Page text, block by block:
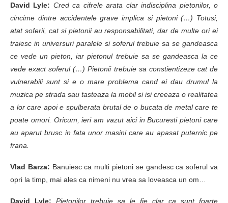
David Lyle: Cred ca cifrele arata clar indisciplina pietonilor, o
cincime dintre accidentele grave implica si pietoni (…) Totusi,
atat soferii, cat si pietonii au responsabilitati, dar de multe ori ei
traiesc in universuri paralele si soferul trebuie sa se gandeasca
ce vede un pieton, iar pietonul trebuie sa se gandeasca la ce
vede exact soferul (…) Pietonii trebuie sa constientizeze cat de
vulnerabili sunt si e o mare problema cand ei dau drumul la
muzica pe strada sau tasteaza la mobil si isi creeaza o realitatea
a lor care apoi e spulberata brutal de o bucata de metal care te
poate omori. Oricum, ieri am vazut aici in Bucuresti pietoni care
au aparut brusc in fata unor masini care au apasat puternic pe
frana.
Vlad Barza: Banuiesc ca multi pietoni se gandesc ca soferul va
opri la timp, mai ales ca nimeni nu vrea sa loveasca un om…
David Lyle: Pietonilor trebuie sa le fie clar ca sunt foarte